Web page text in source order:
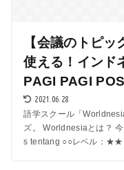
【会議のトピ
使える！インド
PAGI PAGI
2021.06.28
語学スクール「
ズ。 Worldnesiaとは？
s tentang ○○レベル：